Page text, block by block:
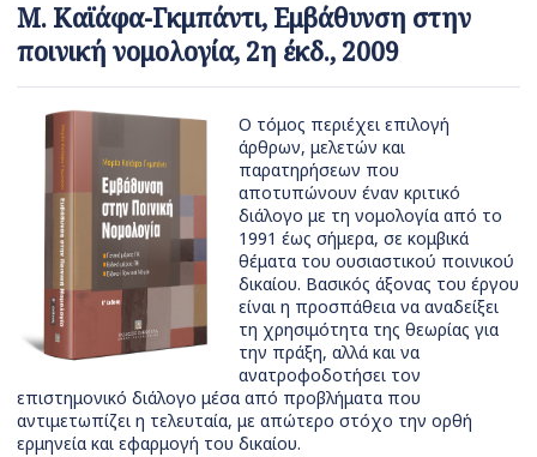
Μ. Καϊάφα-Γκμπάντι, Εμβάθυνση στην
ποινική νομολογία, 2η έκδ., 2009
Ο τόμος περιέχει επιλογή
άρθρων, μελετών και
παρατηρήσεων που
αποτυπώνουν έναν κριτικό
διάλογο με τη νομολογία από το
1991 έως σήμερα, σε κομβικά
θέματα του ουσιαστικού ποινικού
δικαίου. Βασικός άξονας του έργου
είναι η προσπάθεια να αναδείξει
τη χρησιμότητα της θεωρίας για
την πράξη, αλλά και να
ανατροφοδοτήσει τον
επιστημονικό διάλογο μέσα από προβλήματα που
αντιμετωπίζει η τελευταία, με απώτερο στόχο την ορθή
ερμηνεία και εφαρμογή του δικαίου.